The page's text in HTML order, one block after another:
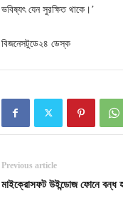
ভবিষ্যৎ যেন সুরক্ষিত থাকে।’
বিজনেসটুডে২৪ ডেস্ক
Previous article
মাইক্রোসফট উইন্ডোজ ফোনে বন্ধ